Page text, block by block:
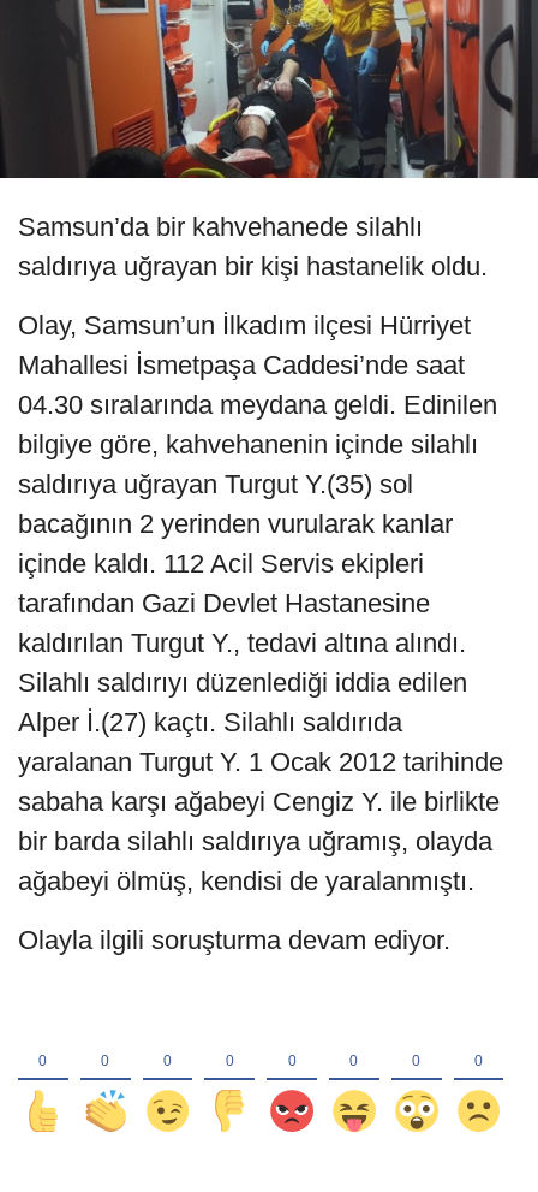
Samsun’da bir kahvehanede silahlı
saldırıya uğrayan bir kişi hastanelik oldu.
Olay, Samsun’un İlkadım ilçesi Hürriyet
Mahallesi İsmetpaşa Caddesi’nde saat
04.30 sıralarında meydana geldi. Edinilen
bilgiye göre, kahvehanenin içinde silahlı
saldırıya uğrayan Turgut Y.(35) sol
bacağının 2 yerinden vurularak kanlar
içinde kaldı. 112 Acil Servis ekipleri
tarafından Gazi Devlet Hastanesine
kaldırılan Turgut Y., tedavi altına alındı.
Silahlı saldırıyı düzenlediği iddia edilen
Alper İ.(27) kaçtı. Silahlı saldırıda
yaralanan Turgut Y. 1 Ocak 2012 tarihinde
sabaha karşı ağabeyi Cengiz Y. ile birlikte
bir barda silahlı saldırıya uğramış, olayda
ağabeyi ölmüş, kendisi de yaralanmıştı.
Olayla ilgili soruşturma devam ediyor.